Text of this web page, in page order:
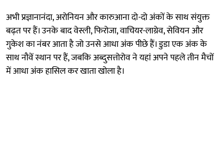
अभी प्रज्ञानानंदा, अरोनियन और कारुआना दो-दो अंकों के साथ संयुक्त
बढ़त पर हैं। उनके बाद वेस्ली, फिरोजा, वाचियर-लाग्रेव, सेवियन और
गुकेश का नंबर आता है जो उनसे आधा अंक पीछे हैं। डुडा एक अंक के
साथ नौवें स्थान पर हैं, जबकि अब्दुसत्तोरोव ने यहां अपने पहले तीन मैचों
में आधा अंक हासिल कर खाता खोला है।